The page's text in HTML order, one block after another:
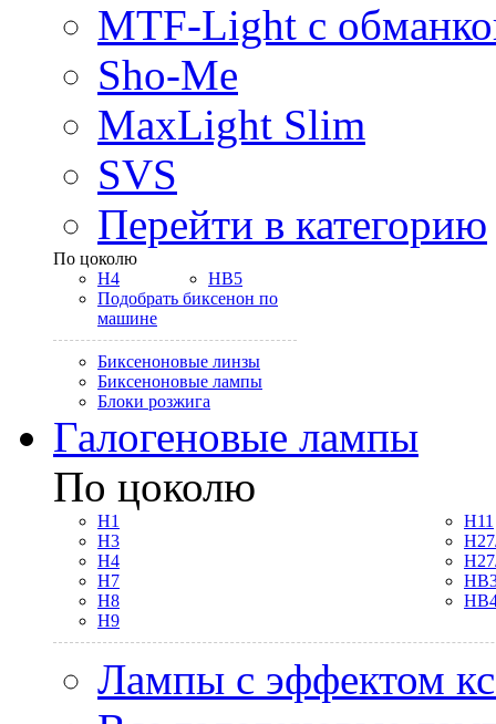
MTF-Light с
Sho-Me
MaxLight Slim
SVS
Перейти в категорию
По цоколю
H4
HB5
Подобрать биксенон по
машине
Биксеноновые линзы
Биксеноновые лампы
Блоки розжига
Галогеновые лампы
По цоколю
H1
H3
H4
H7
H8
H9
H11
Лампы с эффектом